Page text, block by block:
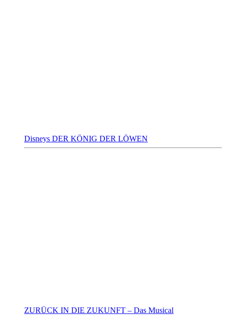
Disneys DER KÖNIG DER LÖWEN
ZURÜCK IN DIE ZUKUNFT – Das Musical